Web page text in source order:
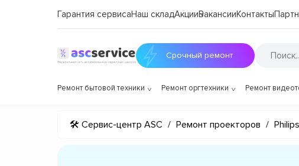
Гарантия сервисаНаш складАкцииВакансииКонтакты
Срочный ремонт
Ремонт бытовой техники Ремонт оргтехники Ремонт
🛠 Сервис-центр ASC / Ремонт проекторов / Philips